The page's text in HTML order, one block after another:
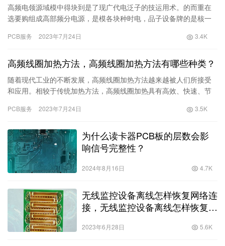
高频电领源域模中得块到是了现广代电泛子的技运用术。的而重在
选要购组成高部频分电源，是模各块种时电，品子设备牌的是核一
好市场品对高牌频和电口源模碑的块不
PCB服务 2023年7月24日 3.4K
高频线圈加热方法，高频线圈加热方法有哪些种类？
随着现代工业的不断发展，高频线圈加热方法越来越被人们所接受
和应用。相较于传统加热方法，高频线圈加热具有高效、快速、节
一、高频线圈加热方法高频线圈
PCB服务 2023年7月24日 3.5K
为什么读卡器PCB板的层数会影
响信号完整性？
2024年8月16日 4.7K
无线监控设备离线怎样恢复网络连
接，无线监控设备离线怎样恢复网
2023年6月28日 5.6K